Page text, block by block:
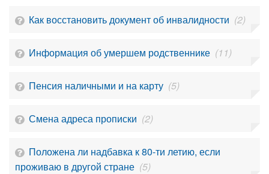
Как восстановить документ об инвалидности (2)
Информация об умершем родственнике (11)
Пенсия наличными и на карту (5)
Смена адреса прописки (2)
Положена ли надбавка к 80-ти летию, если
проживаю в другой стране (5)